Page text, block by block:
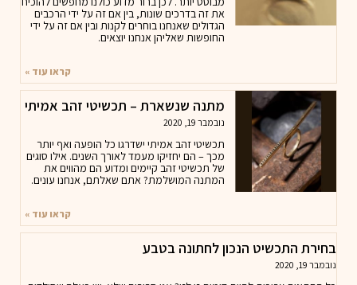
את זה בדרכים שונות, בין אם זה על ידי הרכבים
הגדולים שאנחנו בוחרים לקנות ובין אם זה על ידי
החופשות שאליהן אנחנו יוצאים.
קראו עוד »
מתנה שנשארת – תכשיטי זהב אמיתי
נובמבר 19, 2020
תכשיטי זהב אמיתי ישדרגו כל הופעה ואף יותר
מכך – הם יחזיקו מעמד לאורך השנים. אילו סוגים
של תכשיטי זהב קיימים ומדוע הם מהווים את
המתנה המושלמת? אתם שאלתם, אנחנו עונים.
קראו עוד »
בחירת התכשיט הנכון לחתונה בטבע
נובמבר 19, 2020